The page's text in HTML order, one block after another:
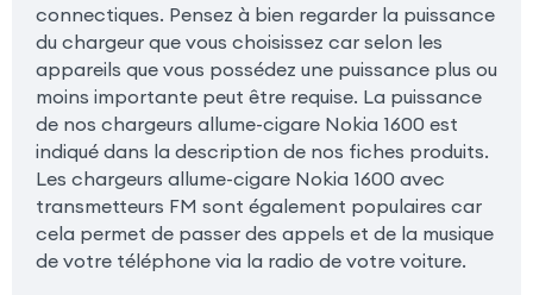
connectiques. Pensez à bien regarder la puissance
du chargeur que vous choisissez car selon les
appareils que vous possédez une puissance plus ou
moins importante peut être requise. La puissance
de nos chargeurs allume-cigare Nokia 1600 est
indiqué dans la description de nos fiches produits.
Les chargeurs allume-cigare Nokia 1600 avec
transmetteurs FM sont également populaires car
cela permet de passer des appels et de la musique
de votre téléphone via la radio de votre voiture.